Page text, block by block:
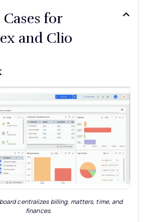
Cases for
and Clio
centralizes billing, matters, time, and
finances.